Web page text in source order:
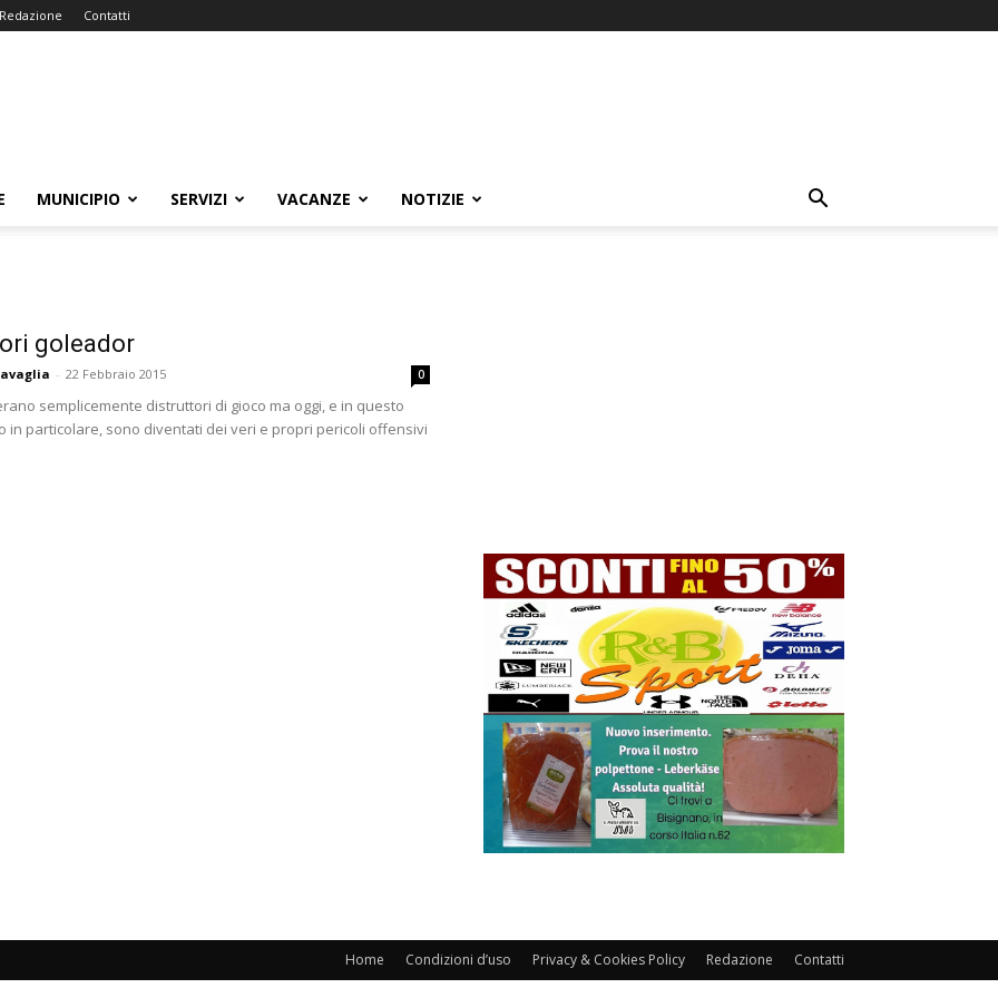
Redazione Contatti
MUNICIPIO SERVIZI VACANZE NOTIZIE
goleador
- 22 Febbraio 2015 0
semplicemente distruttori di gioco ma oggi, e in questo
in particolare, sono diventati dei veri e propri pericoli offensivi
Home Condizioni d’uso Privacy & Cookies Policy Redazione Contatti